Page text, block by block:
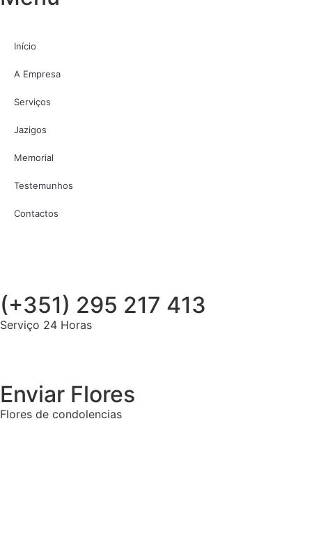
Início
A Empresa
Serviços
Jazigos
Memorial
Testemunhos
Contactos
(+351) 295 217 413
Serviço 24 Horas
Enviar Flores
Flores de condolencias